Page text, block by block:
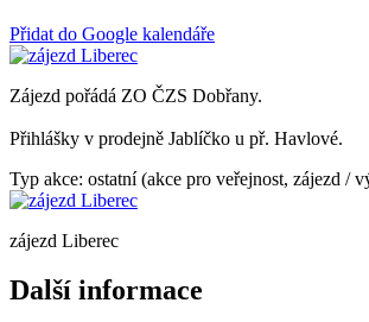
Přidat do Google kalendáře
Zájezd pořádá ZO ČZS Dobřany.
Přihlášky v prodejně Jablíčko u př. Havlové.
Typ akce: ostatní (akce pro veřejnost, zájezd /
zájezd Liberec
Další informace